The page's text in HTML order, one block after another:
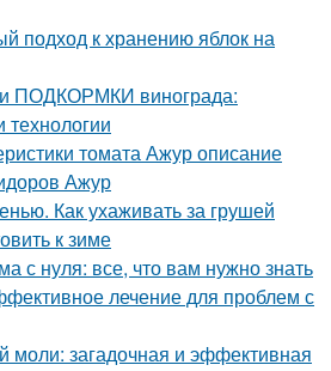
подход к хранению яблок на
ПОДКОРМКИ винограда:
томата Ажур описание
Ажур
Как ухаживать за грушей
к зиме
с нуля: все, что вам нужно знать
лечение для проблем с
моли: загадочная и эффективная